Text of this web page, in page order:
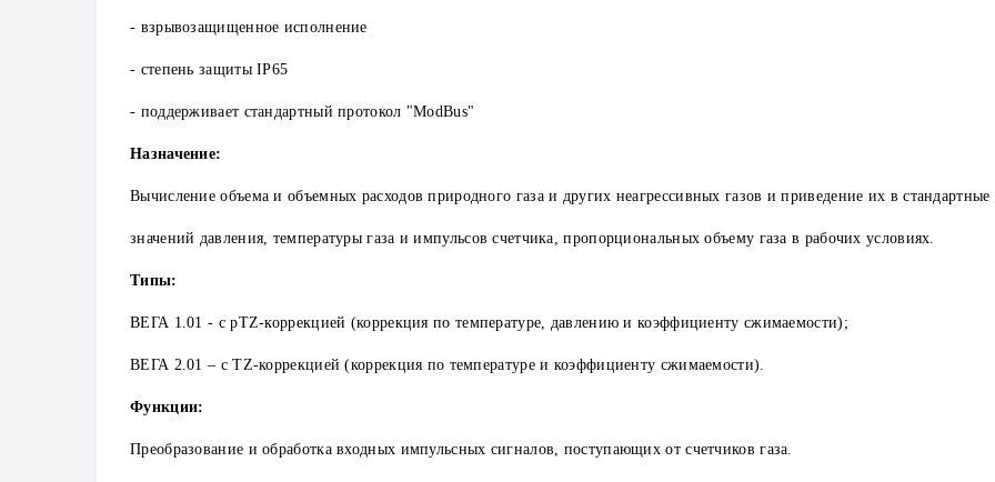
- взрывозащищенное исполнение
- степень защиты IP65
- поддерживает стандартный протокол "ModBus"
Назначение:
Вычисление объема и объемных расходов природного газа и других неагрессивных газов и приведение их в
значений давления, температуры газа и импульсов счетчика, пропорциональных объему газа в рабочих условиях.
Типы:
ВЕГА 1.01 - с pTZ-коррекцией (коррекция по температуре, давлению и коэффициенту сжимаемости);
ВЕГА 2.01 – с TZ-коррекцией (коррекция по температуре и коэффициенту сжимаемости).
Функции:
Преобразование и обработка входных импульсных сигналов, поступающих от счетчиков газа.